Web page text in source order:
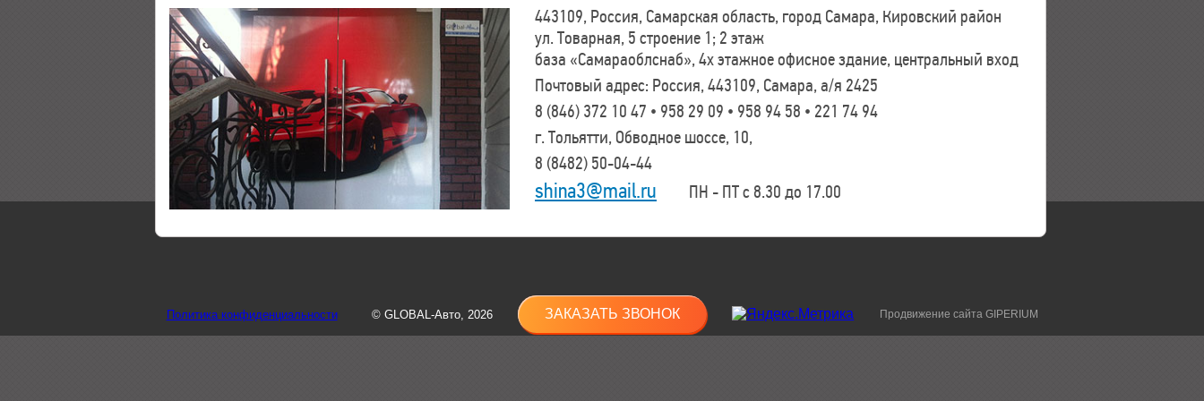
443109, Россия, Самарская область, город Самара, Кировский район
ул. Товарная, 5 строение 1; 2 этаж
база «Самараоблснаб», 4х этажное офисное здание, центральный вход
Почтовый адрес: Россия, 443109, Самара, а/я 2425
8 (846) 372 10 47 • 958 29 09 • 958 94 58 • 221 74 94
г. Тольятти, Обводное шоссе, 10,
8 (8482) 50-04-44
shina3@mail.ru ПН - ПТ с 8.30 до 17.00
Политика конфиденциальности © GLOBAL-Авто, 2026 ЗАКАЗАТЬ ЗВОНОК Продвижение сайта GIPERIUM